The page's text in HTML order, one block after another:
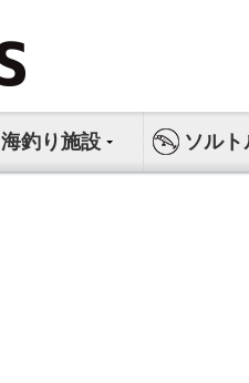
海釣り施設 ソル